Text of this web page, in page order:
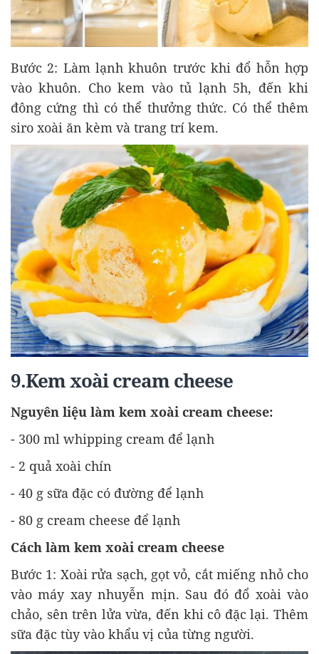
Bước 2: Làm lạnh khuôn trước khi đổ hỗn hợp
vào khuôn. Cho kem vào tủ lạnh 5h, đến khi
đông cứng thì có thể thưởng thức. Có thể thêm
siro xoài ăn kèm và trang trí kem.
9.Kem xoài cream cheese
Nguyên liệu làm kem xoài cream cheese:
- 300 ml whipping cream để lạnh
- 2 quả xoài chín
- 40 g sữa đặc có đường để lạnh
- 80 g cream cheese để lạnh
Cách làm kem xoài cream cheese
Bước 1: Xoài rửa sạch, gọt vỏ, cắt miếng nhỏ cho
vào máy xay nhuyễn mịn. Sau đó đổ xoài vào
chảo, sên trên lửa vừa, đến khi cô đặc lại. Thêm
sữa đặc tùy vào khẩu vị của từng người.